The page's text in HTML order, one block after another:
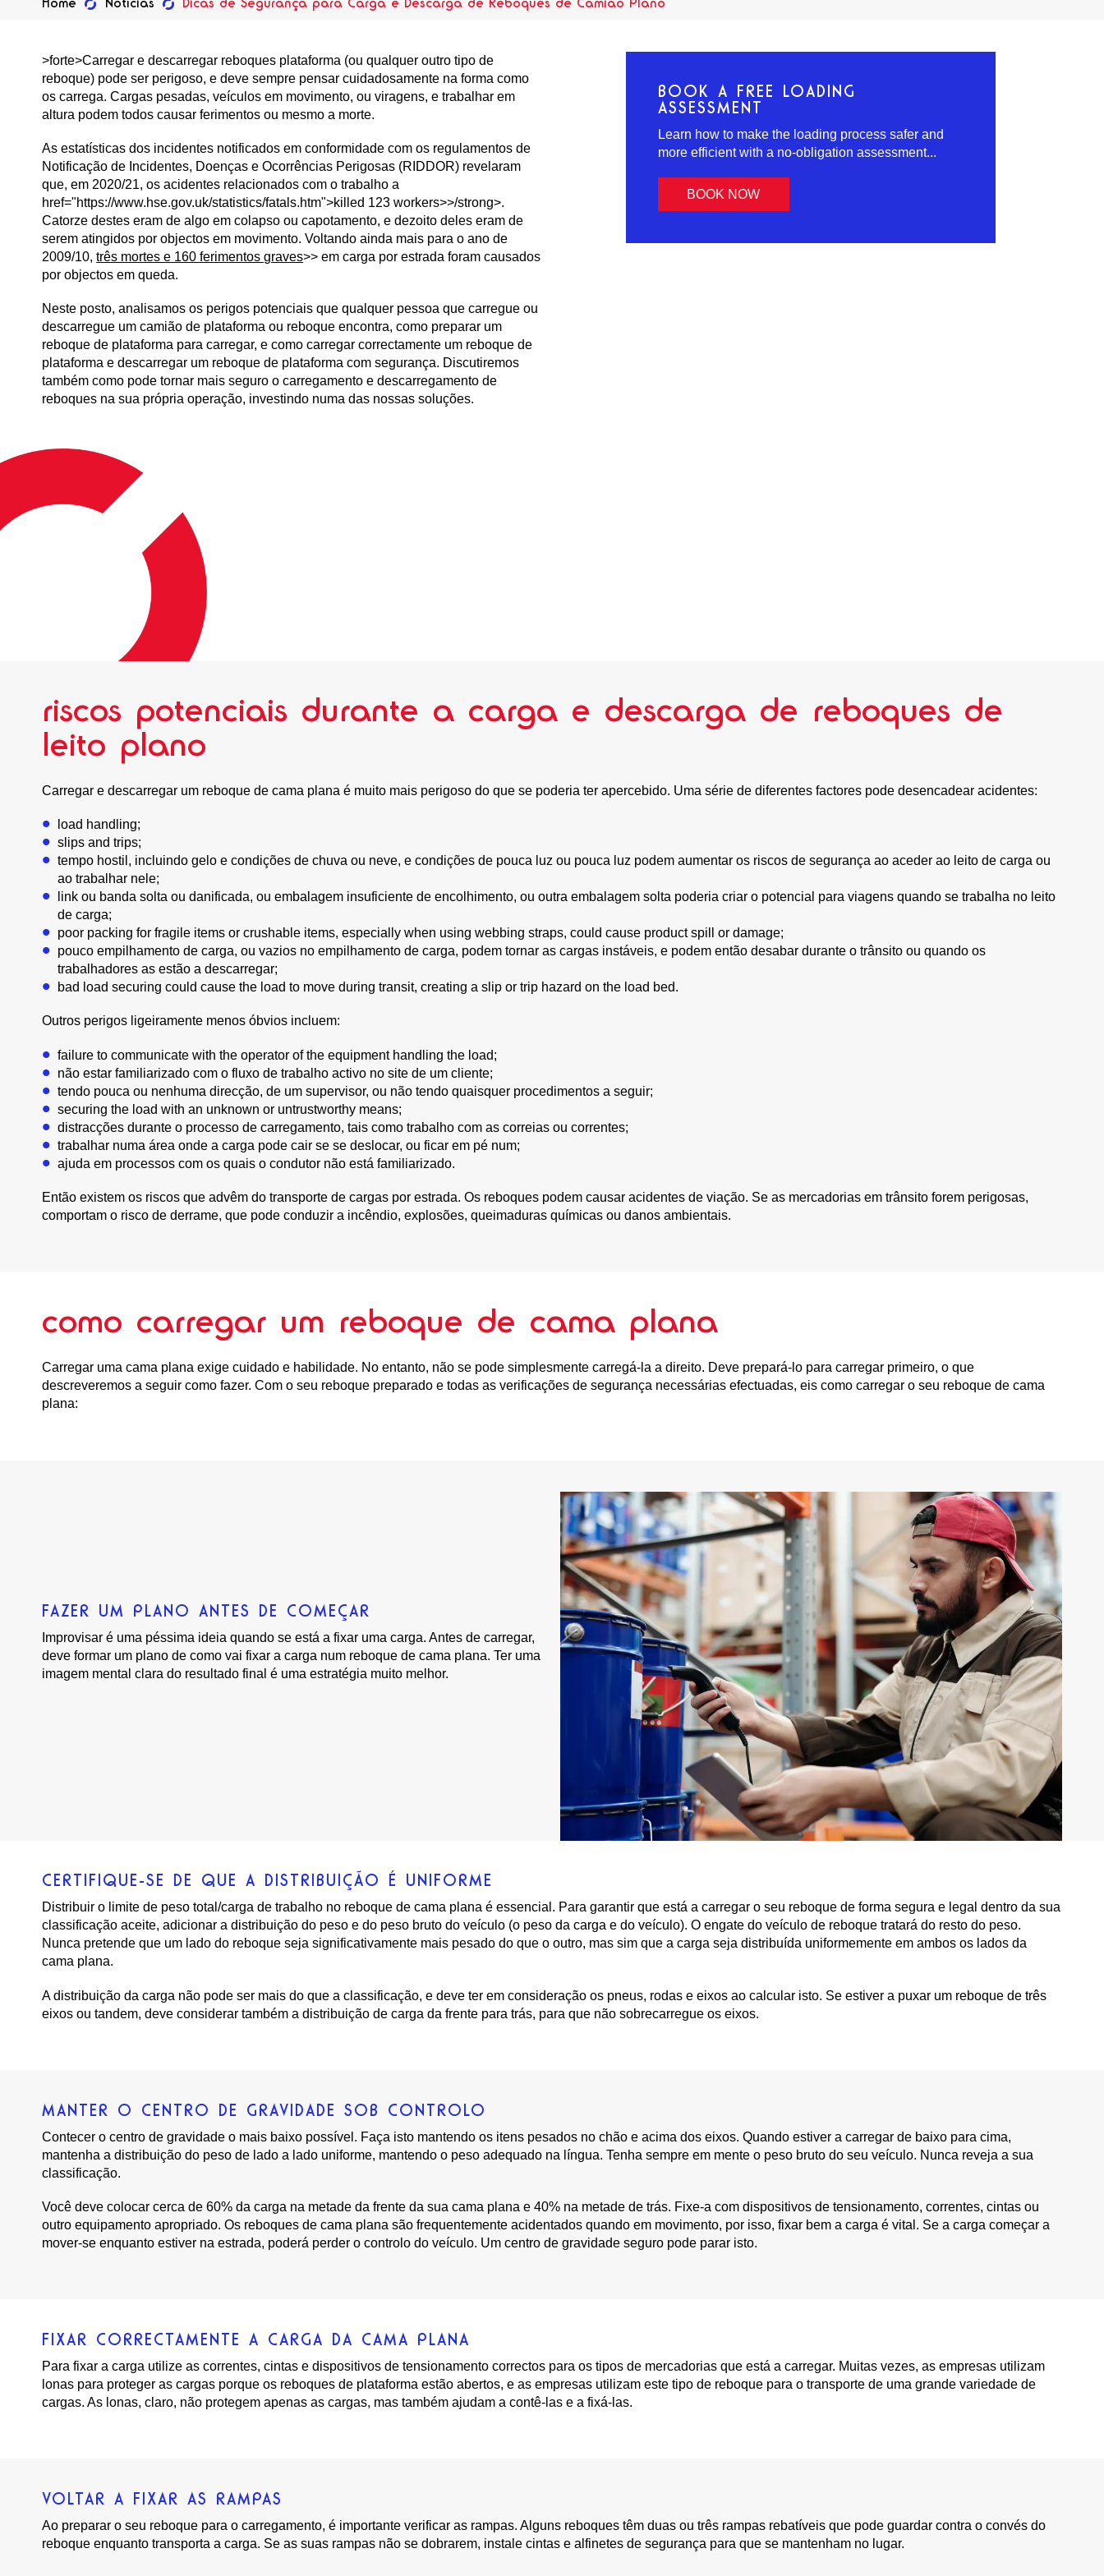
>forte>Carregar e descarregar reboques plataforma (ou qualquer outro tipo de
reboque) pode ser perigoso, e deve sempre pensar cuidadosamente na forma como
os carrega. Cargas pesadas, veículos em movimento, ou viragens, e trabalhar em
altura podem todos causar ferimentos ou mesmo a morte.
As estatísticas dos incidentes notificados em conformidade com os regulamentos de
Notificação de Incidentes, Doenças e Ocorrências Perigosas (RIDDOR) revelaram
que, em 2020/21, os acidentes relacionados com o trabalho a
href="https://www.hse.gov.uk/statistics/fatals.htm">killed 123 workers>>/strong>.
Catorze destes eram de algo em colapso ou capotamento, e dezoito deles eram de
serem atingidos por objectos em movimento. Voltando ainda mais para o ano de
2009/10,três mortes e 160 ferimentos graves>> em carga por estrada foram causados
por objectos em queda.
Neste posto, analisamos os perigos potenciais que qualquer pessoa que carregue ou
descarregue um camião de plataforma ou reboque encontra, como preparar um
reboque de plataforma para carregar, e como carregar correctamente um reboque de
plataforma e descarregar um reboque de plataforma com segurança. Discutiremos
também como pode tornar mais seguro o carregamento e descarregamento de
reboques na sua própria operação, investindo numa das nossas soluções.
BOOK A FREE LOADING
ASSESSMENT
Learn how to make the loading process safer and
more efficient with a no-obligation assessment...
BOOK NOW
riscos potenciais durante a carga e descarga de reboques de
leito plano
Carregar e descarregar um reboque de cama plana é muito mais perigoso do que se poderia ter apercebido. Uma série de diferentes factores pode desencadear acidentes:
load handling;
slips and trips;
tempo hostil, incluindo gelo e condições de chuva ou neve, e condições de pouca luz ou pouca luz podem aumentar os riscos de segurança ao aceder ao leito de carga ou
ao trabalhar nele;
link ou banda solta ou danificada, ou embalagem insuficiente de encolhimento, ou outra embalagem solta poderia criar o potencial para viagens quando se trabalha no leito
de carga;
poor packing for fragile items or crushable items, especially when using webbing straps, could cause product spill or damage;
pouco empilhamento de carga, ou vazios no empilhamento de carga, podem tornar as cargas instáveis, e podem então desabar durante o trânsito ou quando os
trabalhadores as estão a descarregar;
bad load securing could cause the load to move during transit, creating a slip or trip hazard on the load bed.
Outros perigos ligeiramente menos óbvios incluem:
failure to communicate with the operator of the equipment handling the load;
não estar familiarizado com o fluxo de trabalho activo no site de um cliente;
tendo pouca ou nenhuma direcção, de um supervisor, ou não tendo quaisquer procedimentos a seguir;
securing the load with an unknown or untrustworthy means;
distracções durante o processo de carregamento, tais como trabalho com as correias ou correntes;
trabalhar numa área onde a carga pode cair se se deslocar, ou ficar em pé num;
ajuda em processos com os quais o condutor não está familiarizado.
Então existem os riscos que advêm do transporte de cargas por estrada. Os reboques podem causar acidentes de viação. Se as mercadorias em trânsito forem perigosas,
comportam o risco de derrame, que pode conduzir a incêndio, explosões, queimaduras químicas ou danos ambientais.
como carregar um reboque de cama plana
Carregar uma cama plana exige cuidado e habilidade. No entanto, não se pode simplesmente carregá-la a direito. Deve prepará-lo para carregar primeiro, o que
descreveremos a seguir como fazer. Com o seu reboque preparado e todas as verificações de segurança necessárias efectuadas, eis como carregar o seu reboque de cama
plana:
FAZER UM PLANO ANTES DE COMEÇAR
Improvisar é uma péssima ideia quando se está a fixar uma carga. Antes de carregar,
deve formar um plano de como vai fixar a carga num reboque de cama plana. Ter uma
imagem mental clara do resultado final é uma estratégia muito melhor.
CERTIFIQUE-SE DE QUE A DISTRIBUIÇÃO É UNIFORME
Distribuir o limite de peso total/carga de trabalho no reboque de cama plana é essencial. Para garantir que está a carregar o seu reboque de forma segura e legal dentro da sua
classificação aceite, adicionar a distribuição do peso e do peso bruto do veículo (o peso da carga e do veículo). O engate do veículo de reboque tratará do resto do peso.
Nunca pretende que um lado do reboque seja significativamente mais pesado do que o outro, mas sim que a carga seja distribuída uniformemente em ambos os lados da
cama plana.
A distribuição da carga não pode ser mais do que a classificação, e deve ter em consideração os pneus, rodas e eixos ao calcular isto. Se estiver a puxar um reboque de três
eixos ou tandem, deve considerar também a distribuição de carga da frente para trás, para que não sobrecarregue os eixos.
MANTER O CENTRO DE GRAVIDADE SOB CONTROLO
Contecer o centro de gravidade o mais baixo possível. Faça isto mantendo os itens pesados no chão e acima dos eixos. Quando estiver a carregar de baixo para cima,
mantenha a distribuição do peso de lado a lado uniforme, mantendo o peso adequado na língua. Tenha sempre em mente o peso bruto do seu veículo. Nunca reveja a sua
classificação.
Você deve colocar cerca de 60% da carga na metade da frente da sua cama plana e 40% na metade de trás. Fixe-a com dispositivos de tensionamento, correntes, cintas ou
outro equipamento apropriado. Os reboques de cama plana são frequentemente acidentados quando em movimento, por isso, fixar bem a carga é vital. Se a carga começar a
mover-se enquanto estiver na estrada, poderá perder o controlo do veículo. Um centro de gravidade seguro pode parar isto.
FIXAR CORRECTAMENTE A CARGA DA CAMA PLANA
Para fixar a carga utilize as correntes, cintas e dispositivos de tensionamento correctos para os tipos de mercadorias que está a carregar. Muitas vezes, as empresas utilizam
lonas para proteger as cargas porque os reboques de plataforma estão abertos, e as empresas utilizam este tipo de reboque para o transporte de uma grande variedade de
cargas. As lonas, claro, não protegem apenas as cargas, mas também ajudam a contê-las e a fixá-las.
VOLTAR A FIXAR AS RAMPAS
Ao preparar o seu reboque para o carregamento, é importante verificar as rampas. Alguns reboques têm duas ou três rampas rebatíveis que pode guardar contra o convés do
reboque enquanto transporta a carga. Se as suas rampas não se dobrarem, instale cintas e alfinetes de segurança para que se mantenham no lugar.